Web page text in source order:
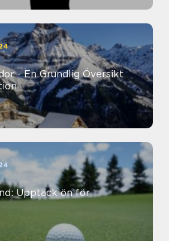
- En Grundlig Översikt
Upptäck ön för